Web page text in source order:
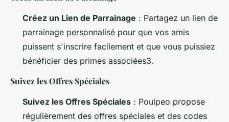
Créez un Lien de Parrainage : Partagez un lien de
parrainage personnalisé pour que vos amis
puissent s'inscrire facilement et que vous puissiez
bénéficier des primes associées3.
Suivez les Offres Spéciales
Suivez les Offres Spéciales : Poulpeo propose
régulièrement des offres spéciales et des codes